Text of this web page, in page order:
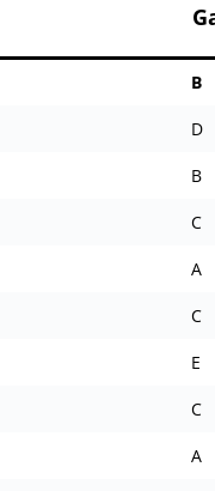
B
D
B
C
A
C
E
C
A